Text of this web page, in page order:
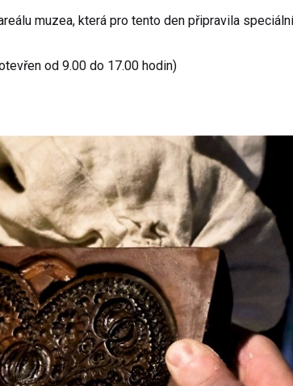
muzea, která pro tento den připravila speciální
od 9.00 do 17.00 hodin)